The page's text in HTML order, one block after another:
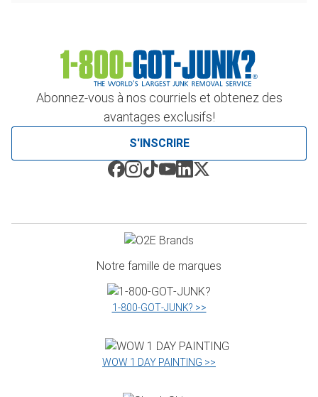
Abonnez-vous à nos courriels et obtenez des
avantages exclusifs!
S'INSCRIRE
Notre famille de marques
1‑800‑GOT‑JUNK? >>
WOW 1 DAY PAINTING >>